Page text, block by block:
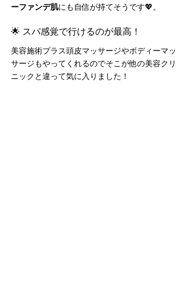
ーファンデ肌にも自信が持てそうです💖。
🌟 スパ感覚で行けるのが最高！
美容施術プラス頭皮マッサージやボディーマッ
サージもやってくれるのでそこが他の美容クリ
ニックと違って気に入りました！